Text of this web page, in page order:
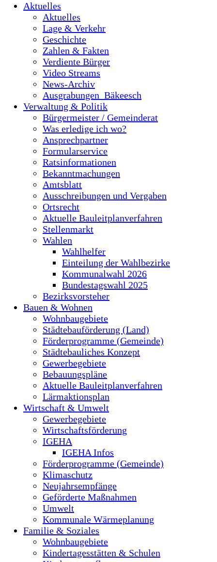
Aktuelles
Aktuelles
Lage & Verkehr
Geschichte
Zahlen & Fakten
Verdiente Bürger
Video Streams
News-Archiv
Ausgrabungen_Bäkeesch
Verwaltung & Politik
Bürgermeister / Gemeinderat
Was erledige ich wo?
Ansprechpartner
Formularservice
Ratsinformationen
Bekanntmachungen
Amtsblatt
Ausschreibungen und Vergaben
Ortsrecht
Aktuelle Bauleitplanverfahren
Stellenmarkt
Wahlen
Wahlhelfer
Einteilung der Wahlbezirke
Kommunalwahl 2026
Bundestagswahl 2025
Bezirksvorsteher
Bauen & Wohnen
Wohnbaugebiete
Städtebauförderung (Land)
Förderprogramme (Gemeinde)
Städtebauliches Konzept
Gewerbegebiete
Bebauungspläne
Aktuelle Bauleitplanverfahren
Lärmaktionsplan
Wirtschaft & Umwelt
Gewerbegebiete
Wirtschaftsförderung
IGEHA
IGEHA Infos
Förderprogramme (Gemeinde)
Klimaschutz
Neujahrsempfänge
Geförderte Maßnahmen
Umwelt
Kommunale Wärmeplanung
Familie & Soziales
Wohnbaugebiete
Kindertagesstätten & Schulen